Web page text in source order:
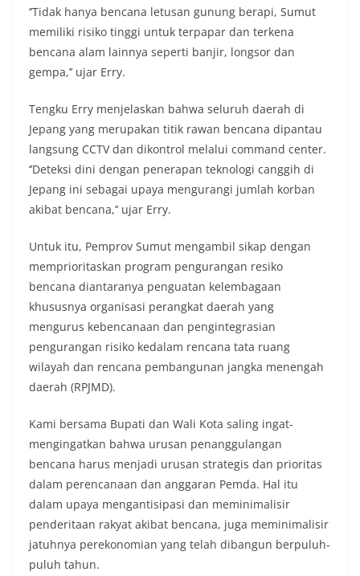
‘’Tidak hanya bencana letusan gunung berapi, Sumut
memiliki risiko tinggi untuk terpapar dan terkena
bencana alam lainnya seperti banjir, longsor dan
gempa,’’ ujar Erry.
Tengku Erry menjelaskan bahwa seluruh daerah di
Jepang yang merupakan titik rawan bencana dipantau
langsung CCTV dan dikontrol melalui command center.
‘’Deteksi dini dengan penerapan teknologi canggih di
Jepang ini sebagai upaya mengurangi jumlah korban
akibat bencana,’’ ujar Erry.
Untuk itu, Pemprov Sumut mengambil sikap dengan
memprioritaskan program pengurangan resiko
bencana diantaranya penguatan kelembagaan
khususnya organisasi perangkat daerah yang
mengurus kebencanaan dan pengintegrasian
pengurangan risiko kedalam rencana tata ruang
wilayah dan rencana pembangunan jangka menengah
daerah (RPJMD).
Kami bersama Bupati dan Wali Kota saling ingat-
mengingatkan bahwa urusan penanggulangan
bencana harus menjadi urusan strategis dan prioritas
dalam perencanaan dan anggaran Pemda. Hal itu
dalam upaya mengantisipasi dan meminimalisir
penderitaan rakyat akibat bencana, juga meminimalisir
jatuhnya perekonomian yang telah dibangun berpuluh-
puluh tahun.